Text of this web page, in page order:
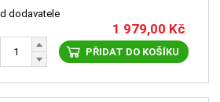
dodavatele
1 979,00 Kč
PŘIDAT DO KOŠÍKU